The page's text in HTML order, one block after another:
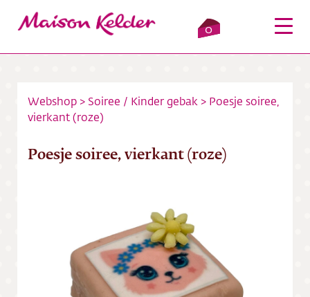
0
Inloggen
Webshop
Webshop > Soiree / Kinder gebak > Poesje soiree,
vierkant (roze)
Poesje soiree, vierkant (roze)